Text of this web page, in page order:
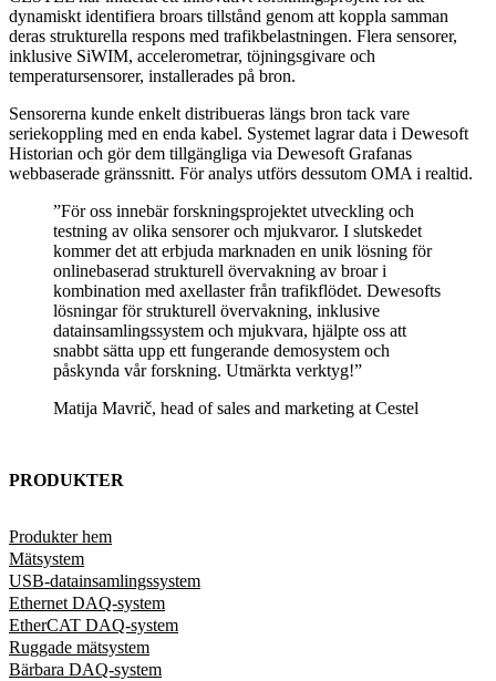
dynamiskt identifiera broars tillstånd genom att koppla samman
deras strukturella respons med trafikbelastningen. Flera sensorer,
inklusive SiWIM, accelerometrar, töjningsgivare och
temperatursensorer, installerades på bron.
Sensorerna kunde enkelt distribueras längs bron tack vare
seriekoppling med en enda kabel. Systemet lagrar data i Dewesoft
Historian och gör dem tillgängliga via Dewesoft Grafanas
webbaserade gränssnitt. För analys utförs dessutom OMA i realtid.
”För oss innebär forskningsprojektet utveckling och
testning av olika sensorer och mjukvaror. I slutskedet
kommer det att erbjuda marknaden en unik lösning för
onlinebaserad strukturell övervakning av broar i
kombination med axellaster från trafikflödet. Dewesofts
lösningar för strukturell övervakning, inklusive
datainsamlingssystem och mjukvara, hjälpte oss att
snabbt sätta upp ett fungerande demosystem och
påskynda vår forskning. Utmärkta verktyg!”
Matija Mavrič, head of sales and marketing at Cestel
PRODUKTER
Produkter hem
Mätsystem
USB-datainsamlingssystem
Ethernet DAQ-system
EtherCAT DAQ-system
Ruggade mätsystem
Bärbara DAQ-system